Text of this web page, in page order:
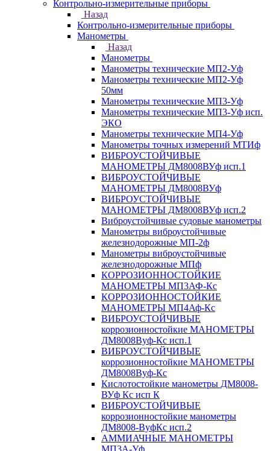
Контрольно-измерительные приборы
Назад
Контрольно-измерительные приборы
Манометры
Назад
Манометры
Манометры технические МП2-Уф
Манометры технические МП2-Уф
50мм
Манометры технические МП3-Уф
Манометры технические МП3-Уф исп.
ЭКО
Манометры технические МП4-Уф
Манометры точных измерений МТИф
ВИБРОУСТОЙЧИВЫЕ
МАНОМЕТРЫ ДМ8008ВУф исп.1
ВИБРОУСТОЙЧИВЫЕ
МАНОМЕТРЫ ДМ8008ВУф
ВИБРОУСТОЙЧИВЫЕ
МАНОМЕТРЫ ДМ8008ВУф исп.2
Виброустойчивые судовые манометры
Манометры виброустойчивые
железнодорожные МП-2ф
Манометры виброустойчивые
железнодорожные МПф
КОРРОЗИОННОСТОЙКИЕ
МАНОМЕТРЫ МП3АФ-Кс
КОРРОЗИОННОСТОЙКИЕ
МАНОМЕТРЫ МП4Аф-Кс
ВИБРОУСТОЙЧИВЫЕ
коррозионностойкие МАНОМЕТРЫ
ДМ8008Вуф-Кс исп.1
ВИБРОУСТОЙЧИВЫЕ
коррозионностойкие МАНОМЕТРЫ
ДМ8008Вуф-Кс
Кислотостойкие манометры ДМ8008-
ВУф Кс исп К
ВИБРОУСТОЙЧИВЫЕ
коррозионностойкие манометры
ДМ8008-ВуфКс исп.2
АММИАЧНЫЕ МАНОМЕТРЫ
МП3А-Уф